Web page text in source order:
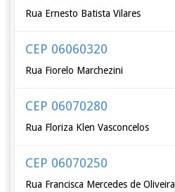
Rua Ernesto Batista Vilares
CEP 06060320
Rua Fiorelo Marchezini
CEP 06070280
Rua Floriza Klen Vasconcelos
CEP 06070250
Rua Francisca Mercedes de Oliveira